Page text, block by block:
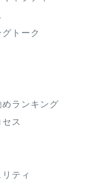
トーク
ランキング
ス
ティ